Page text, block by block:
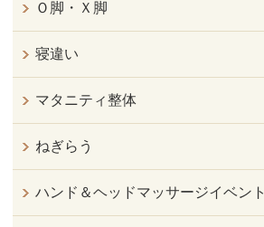
Ｏ脚・Ｘ脚
寝違い
マタニティ整体
ねぎらう
ハンド＆ヘッドマッサージイベント